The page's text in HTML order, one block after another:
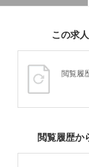
この求
閲覧履
閲覧履歴か